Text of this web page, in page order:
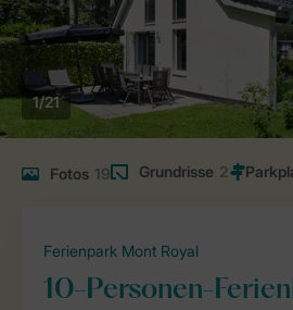
1/21
Fotos 19 Grundrisse 2
Ferienpark Mont Royal
10-Personen-